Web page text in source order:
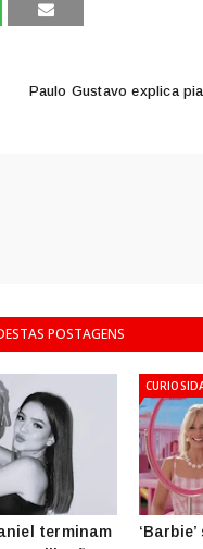
Paulo Gustavo explica
POSTAGENS
terminam